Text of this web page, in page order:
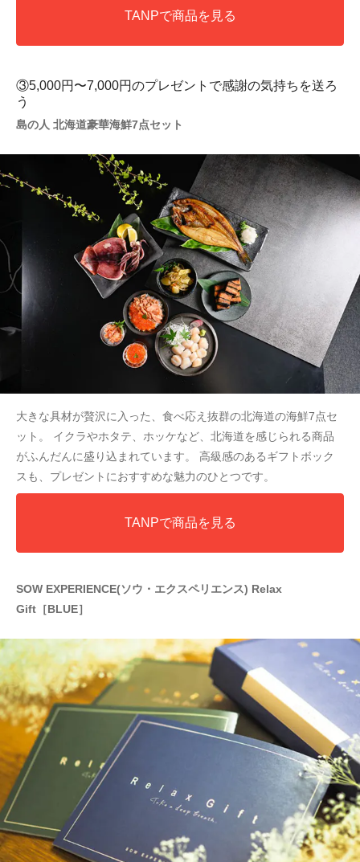
TANPで商品を見る
③5,000円〜7,000円のプレゼントで感謝の気持ちを送ろ
う
島の人 北海道豪華海鮮7点セット
大きな具材が贅沢に入った、食べ応え抜群の北海道の海鮮7点セ
ット。 イクラやホタテ、ホッケなど、北海道を感じられる商品
がふんだんに盛り込まれています。 高級感のあるギフトボック
スも、プレゼントにおすすめな魅力のひとつです。
TANPで商品を見る
SOW EXPERIENCE(ソウ・エクスペリエンス) Relax
Gift［BLUE］